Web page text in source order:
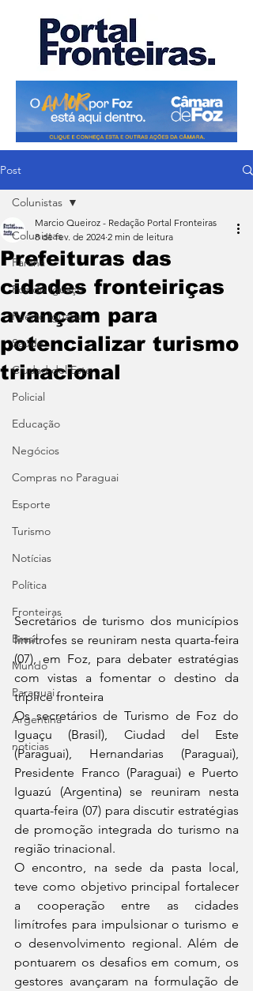
Post
Colunistas
Paraná
Foz do Iguaçu
Puerto Iguazu
Saúde
Ciudad del Este
Policial
Educação
Negócios
Compras no Paraguai
Esporte
Turismo
Notícias
Política
Fronteiras
Brasil
Mundo
Paraguai
Argentina
noticias
Colunistas
Prefeituras das
cidades fronteiriças
avançam para
potencializar turismo
trinacional
Marcio Queiroz - Redação Portal Fronteiras
8 de fev. de 2024 2 min de leitura
Secretários de turismo dos municípios
limítrofes se reuniram nesta quarta-feira
(07), em Foz, para debater estratégias
com vistas a fomentar o destino da
tríplice fronteira
Os secretários de Turismo de Foz do
Iguaçu (Brasil), Ciudad del Este
(Paraguai), Hernandarias (Paraguai),
Presidente Franco (Paraguai) e Puerto
Iguazú (Argentina) se reuniram nesta
quarta-feira (07) para discutir estratégias
de promoção integrada do turismo na
região trinacional.
O encontro, na sede da pasta local,
teve como objetivo principal fortalecer
a cooperação entre as cidades
limítrofes para impulsionar o turismo e
o desenvolvimento regional. Além de
pontuarem os desafios em comum, os
gestores avançaram na formulação de